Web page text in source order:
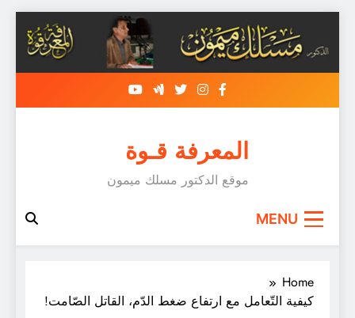
content
المعرفة قـوة
موقع الدكتور مسلك ميمون
MENU
Home
كيفية التّعامل مع ارتفاع ضغط الدّم، القاتل الصّامت!